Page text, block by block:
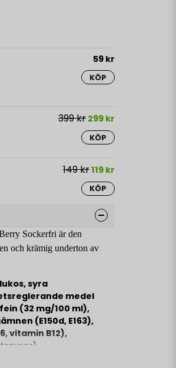
59 kr
KÖP
399 kr 299 kr
KÖP
149 kr119 kr
KÖP
Sockerfri är den
och krämig underton av
syra
medel
(32 mg/100 ml),
(E150d, E163),
vitamin B12),